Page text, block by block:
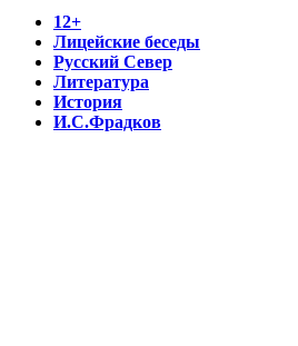
12+
Лицейские беседы
Русский Север
Литература
История
И.С.Фрадков